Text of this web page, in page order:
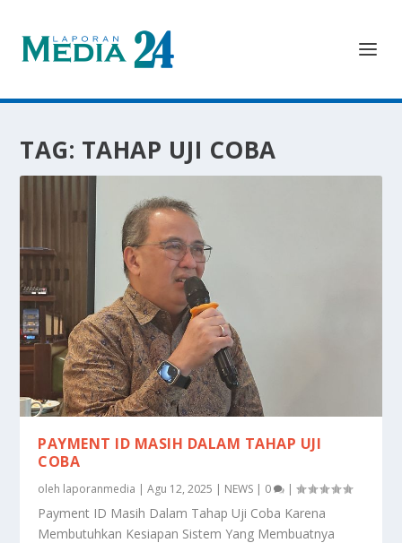
TAG: TAHAP UJI COBA
PAYMENT ID MASIH DALAM TAHAP UJI
COBA
oleh laporanmedia |Agu 12, 2025 | NEWS | 0 |
Payment ID Masih Dalam Tahap Uji Coba Karena
Membutuhkan Kesiapan Sistem Yang Membuatnya